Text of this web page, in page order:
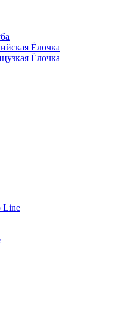
Ёлочка
Ёлочка
Line